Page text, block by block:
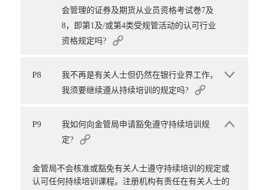
会管理的证券及期货从业员资格考试巻7及
8，即第1及/或第4类受规管活动的认可行业
资格规定吗?
P8
我不再是有关人士但仍然在银行业界工作，
我须要继续遵从持续培训的规定吗?
P9
我如何向金管局申请豁免遵守持续培训规
定?
金管局不会核准或豁免有关人士遵守持续培训的规定或
认可任何持续培训课程。注册机构有责任在有关人士的